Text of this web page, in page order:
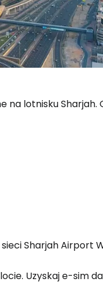
na lotnisku Sharjah.
Sharjah Airport
Uzyskaj e-sim